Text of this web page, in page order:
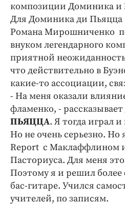
композиции Доминика
Для Доминика ди Пьяцца
Романа Мирошниченко
внуком легендарного
приятной
что действительно в
какие-то ассоциации,
- На меня оказали
фламенко, - рассказывает
ПЬЯЦЦА. Я тогда играл и
Но не очень серьезно. Но
Report с Маклаффлином
Пасториуса. Для меня
Поэтому я и решил более
бас-гитаре. Учился
учителей, по записям.